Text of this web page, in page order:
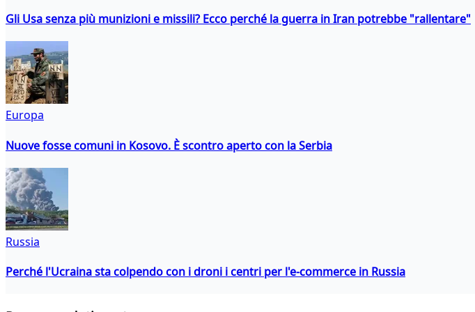
Gli Usa senza più munizioni e missili? Ecco perché la guerra in Iran potrebbe "rallentare"
Europa
Nuove fosse comuni in Kosovo. È scontro aperto con la Serbia
Russia
Perché l'Ucraina sta colpendo con i droni i centri per l'e-commerce in Russia